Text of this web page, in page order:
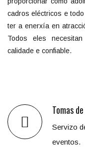
cadros eléctricos e
ter a enerxía en
Todos eles
calidade e confiable.
Tomas
Servizo
eventos.